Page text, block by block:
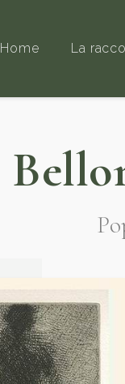
Home La